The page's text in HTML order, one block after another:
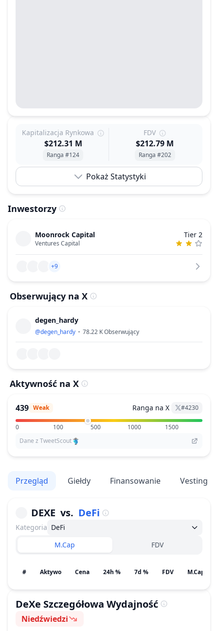
Kapitalizacja Rynkowa
$212.31 M
Ranga #124
FDV
$212.79 M
Ranga #202
Pokaż Statystyki
Inwestorzy
Moonrock Capital
Ventures Capital
Tier 2
+9
Obserwujący na X
degen_hardy
@degen_hardy 78.22 KObserwujący
Aktywność na X
439 Weak Ranga na X #4230
0 100 500 1000
1500
Dane z TweetScout
Przegląd Giełdy Finansowanie Vesting
DEXE vs. DeFi
Kategoria DeFi
M.Cap
FDV
# Aktywo Cena 24h % 7d % FDV M.Cap /
DeXe Szczegółowa Wydajność
Nastroje
Niedźwiedzi